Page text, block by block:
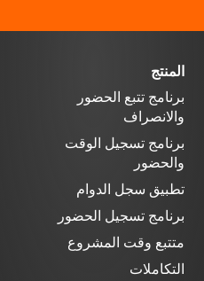
المنتج
برنامج تتبع الحضور
والانصراف
برنامج تسجيل الوقت
والحضور
تطبيق سجل الدوام
برنامج تسجيل الحضور
متتبع وقت المشروع
التكاملات